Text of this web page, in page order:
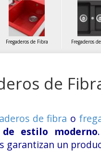
Fregaderos de Fibra Fregaderos
de
de fibra o
de estilo moderno
garantizan un